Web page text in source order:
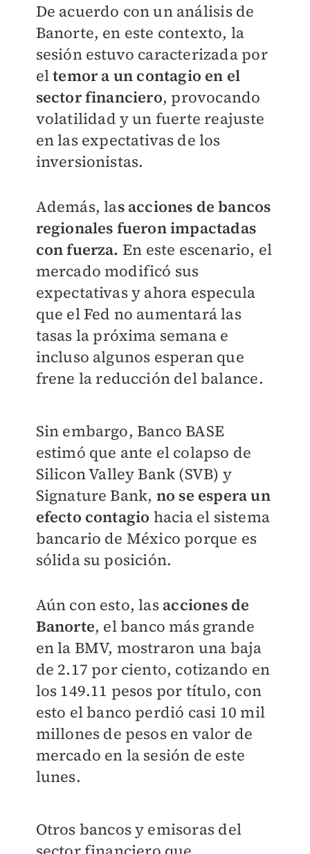
De acuerdo con un análisis de
Banorte, en este contexto, la
sesión estuvo caracterizada por
eltemor a un contagio en el
sector financiero, provocando
volatilidad y un fuerte reajuste
en las expectativas de los
inversionistas.
Además, las acciones de bancos
regionales fueron impactadas
con fuerza. En este escenario, el
mercado modificó sus
expectativas y ahora especula
que el Fed no aumentará las
tasas la próxima semana e
incluso algunos esperan que
frene la reducción del balance.
Sin embargo, Banco BASE
estimó que ante el colapso de
Silicon Valley Bank (SVB) y
Signature Bank, no se espera un
efecto contagio hacia el sistema
bancario de México porque es
sólida su posición.
Aún con esto, lasacciones de
Banorte, el banco más grande
en la BMV, mostraron una baja
de 2.17 por ciento, cotizando en
los 149.11 pesos por título, con
esto el banco perdió casi 10 mil
millones de pesos en valor de
mercado en la sesión de este
lunes.
Otros bancos y emisoras del